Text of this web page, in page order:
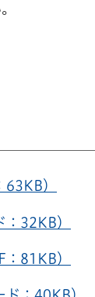
）
32KB）
81KB）